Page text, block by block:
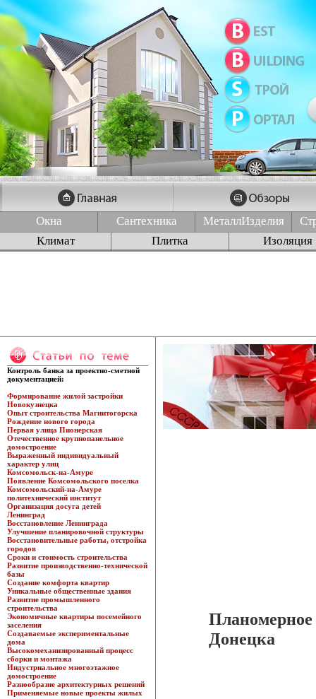
Окна Сантехника МеталлИзделия
Климат
Плитка Изоляция
Контроль банка за проектно-сметной
документацией:
Формирование жилой застройки
Новокузнецка
Опыт строительства Магнитогорска
Рождение нового города
Первая улица Пионерская
Отечественное крупнопанельное
домостроение
Выраженный индивидуальный
характер улиц
Комсомольск-на-Амуре
Появление Комсомольского поселка
Комсомольский-на-Амуре
политехнический институт
Организация досуга детей
Ленинград
Восстановление Ленинграда
Улучшение планировочной структуры
Восстановительные работы, отстройка
городов
Сроки и стоимость строительства
Развитие производственно-технической
базы
Создание комфорта квартир
Уникальные общественные здания
Развитие промышленного
строительства
Экономичные квартиры посемейного
заселения
Создаваемые экспериментальные
дома
Высокомеханизированный процесс
сборки и монтажа
Индустриальное многоэтажное
домостроение
Разнообразие архитектурных решений
Применяемые новые проекты жилых
Планомерное
Донецка